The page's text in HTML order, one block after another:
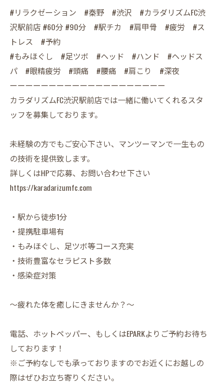
#リラクゼーション #秦野 #渋沢 #カラダリズムFC渋
沢駅前店 #60分 #90分 #駅チカ #肩甲骨 #疲労 #ス
トレス #予約
#もみほぐし #足ツボ #ヘッド #ハンド #ヘッドス
パ #眼精疲労 #頭痛 #腰痛 #肩こり #深夜
ーーーーーーーーーーーーーーーーーーーー
カラダリズムFC渋沢駅前店では一緒に働いてくれるスタ
ッフを募集しております。
未経験の方でもご安心下さい、マンツーマンで一生もの
の技術を提供致します。
詳しくはHPで応募、お問い合わせ下さい
https://karadarizumfc.com
・駅から徒歩1分
・提携駐車場有
・もみほぐし、足ツボ等コース充実
・技術豊富なセラピスト多数
・感染症対策
〜疲れた体を癒しにきませんか？〜
電話、ホットペッパー、もしくはEPARKよりご予約お待ち
しております！
※ご予約なしでも承っておりますのでお近くにお越しの
際はぜひお立ち寄りください。